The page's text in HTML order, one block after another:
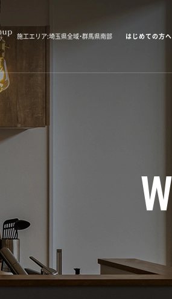
施工エリア:埼玉県全域・群馬県南部 はじめての方へ